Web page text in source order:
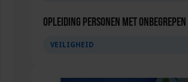
Opleiding Personen met
VEILIGHEID